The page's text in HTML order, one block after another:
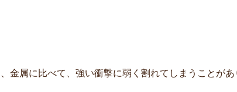
金属に比べて、強い衝撃に弱く割れてしまうことが